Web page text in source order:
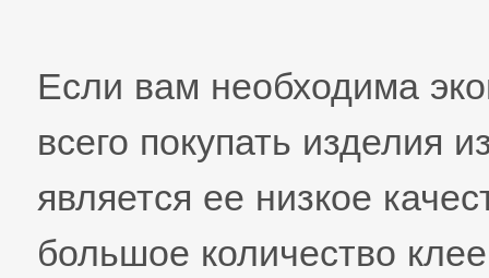
Если вам необходима
всего покупать
является ее низкое
большое количество